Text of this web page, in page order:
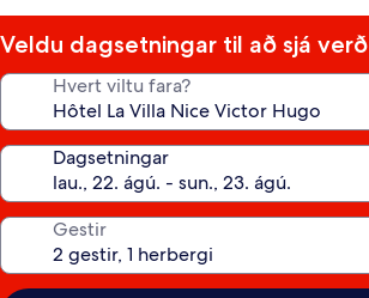
Veldu dagsetningar til að sjá verð
Hvert viltu fara?
Dagsetningar
Gestir